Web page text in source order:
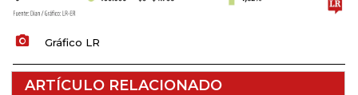
Gráfico LR
ARTÍCULO RELACIONADO